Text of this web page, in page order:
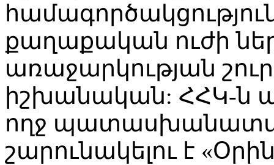
քաղաքական ուժի
առաջարկության
իշխանական: ՀՀԿ-ն
ողջ
շարունակելու է